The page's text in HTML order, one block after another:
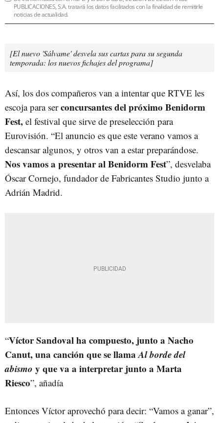
PUBLICACIONES, S.A. tratará los datos facilitados con la finalidad de remitirle
noticias de actualidad.
[El nuevo 'Sálvame' desvela sus cartas para su segunda
temporada: los nuevos fichajes del programa]
Así, los dos compañeros van a intentar que RTVE les
escoja para serconcursantes del próximo Benidorm
Fest, el festival que sirve de preselección para
Eurovisión. “El anuncio es que este verano vamos a
descansar algunos, y otros van a estar preparándose.
Nos vamos a presentar al Benidorm Fest”, desvelaba
Óscar Cornejo, fundador de Fabricantes Studio junto a
Adrián Madrid.
“Víctor Sandoval ha compuesto, junto a Nacho
Canut, una canción que se llamaAl borde del
abismo y que va a interpretar junto a Marta
Riesco”, añadía
Entonces Víctor aprovechó para decir: “Vamos a ganar”,